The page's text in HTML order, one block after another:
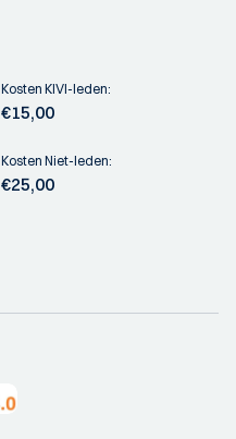
Kosten KIVI-leden:
€15,00
Kosten Niet-leden:
€25,00